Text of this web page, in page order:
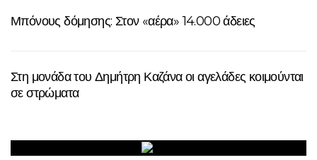
Μπόνους δόμησης: Στον «αέρα» 14.000 άδειες
Στη μονάδα του Δημήτρη Καζάνα οι αγελάδες κοιμούνται
σε στρώματα